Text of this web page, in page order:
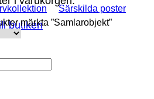
butiken
Särskilda poster
märkta ”Samlarobjekt”